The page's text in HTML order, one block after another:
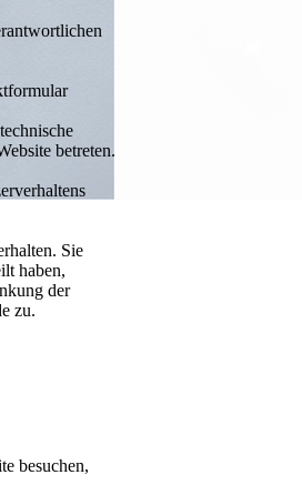
betreten.
Sie
haben,
der
zu.
besuchen,